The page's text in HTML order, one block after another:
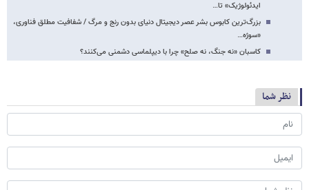
ایدئولوژیک» تا…
بزرگ‌ترین کابوس بشر عصر دیجیتال دنیای بدون رنج و مرگ / شفافیت مطلق فناوری،
«سوژه…
کاسبان «نه جنگ، نه صلح» چرا با دیپلماسی دشمنی می‌کنند؟
نظر شما